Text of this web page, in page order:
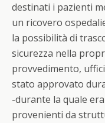
destinati i pazienti
un ricovero
la possibilità di
sicurezza nella
provvedimento,
stato approvato
-durante la quale
provenienti da